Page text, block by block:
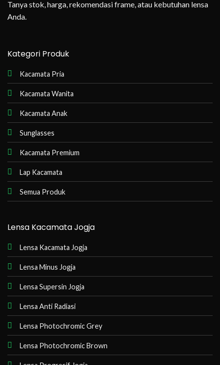
Tanya stok, harga, rekomendasi frame, atau kebutuhan lensa
Anda.
Kategori Produk
Kacamata Pria
Kacamata Wanita
Kacamata Anak
Sunglasses
Kacamata Premium
Lap Kacamata
Semua Produk
Lensa Kacamata Jogja
Lensa Kacamata Jogja
Lensa Minus Jogja
Lensa Supersin Jogja
Lensa Anti Radiasi
Lensa Photochromic Grey
Lensa Photochromic Brown